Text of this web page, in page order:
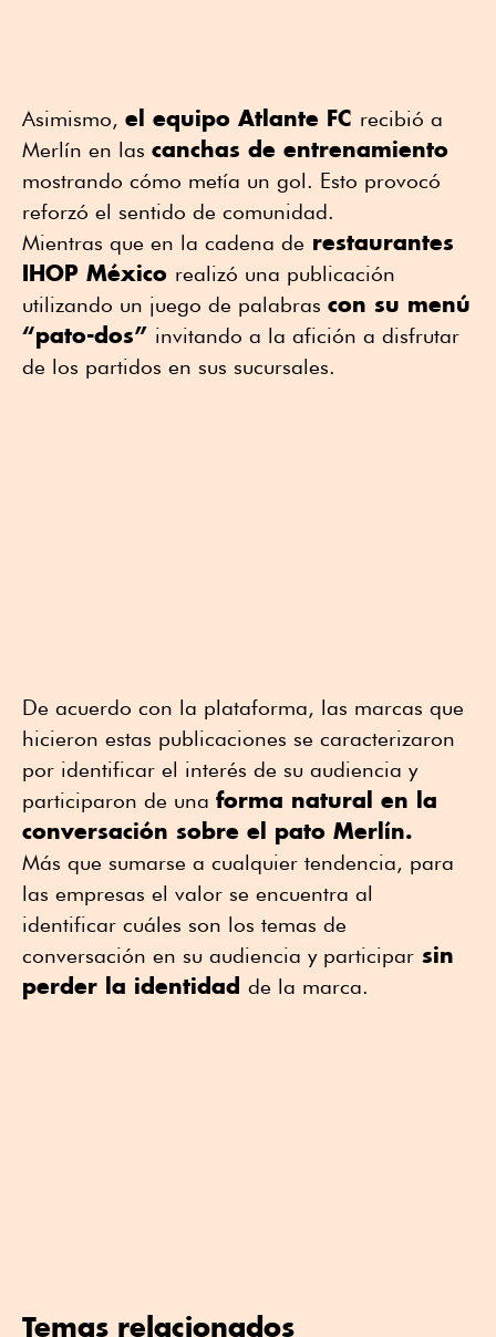
Asimismo, el equipo Atlante FC recibió a
Merlín en las canchas de entrenamiento
mostrando cómo metía un gol. Esto provocó
reforzó el sentido de comunidad.
Mientras que en la cadena de restaurantes
IHOP México realizó una publicación
utilizando un juego de palabras con su menú
“pato-dos” invitando a la afición a disfrutar
de los partidos en sus sucursales.
De acuerdo con la plataforma, las marcas que
hicieron estas publicaciones se caracterizaron
por identificar el interés de su audiencia y
participaron de una forma natural en la
conversación sobre el pato Merlín.
Más que sumarse a cualquier tendencia, para
las empresas el valor se encuentra al
identificar cuáles son los temas de
conversación en su audiencia y participar sin
perder la identidad de la marca.
Temas relacionados